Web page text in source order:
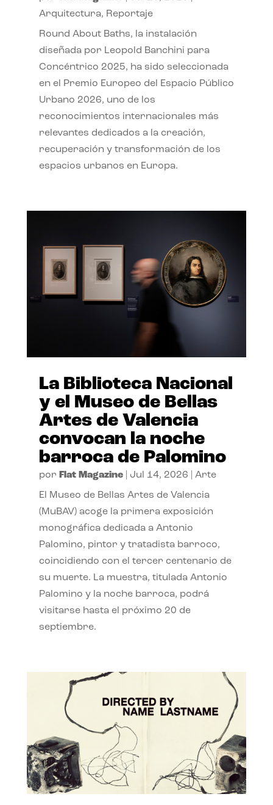
Arquitectura, Reportaje
Round About Baths, la instalación
diseñada por Leopold Banchini para
Concéntrico 2025, ha sido seleccionada
en el Premio Europeo del Espacio Público
Urbano 2026, uno de los
reconocimientos internacionales más
relevantes dedicados a la creación,
recuperación y transformación de los
espacios urbanos en Europa.
La Biblioteca Nacional
y el Museo de Bellas
Artes de Valencia
convocan la noche
barroca de Palomino
por Flat Magazine| Jul 14, 2026 Arte
El Museo de Bellas Artes de Valencia
(MuBAV) acoge la primera exposición
monográfica dedicada a Antonio
Palomino, pintor y tratadista barroco,
coincidiendo con el tercer centenario de
su muerte. La muestra, titulada Antonio
Palomino y la noche barroca, podrá
visitarse hasta el próximo 20 de
septiembre.